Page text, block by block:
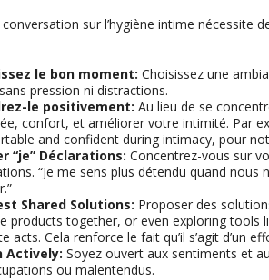
sur l’hygiène intime nécessite
le bon moment: Choisissez une
pression ni distractions.
le positivement: Au lieu de se
confort, et améliorer votre intimité. Par
and confident during intimacy, pour
“je” Déclarations: Concentrez-vous sur
“Je me sens plus détendu quand nous
”
Shared Solutions: Proposer des
products together, or even exploring tools
acts. Cela renforce le fait qu’il s’agit d’un
Actively: Soyez ouvert aux sentiments et
ou malentendus.